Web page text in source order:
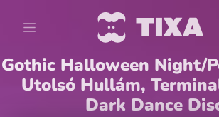
Gothic Halloween Night/
Utolsó Hullám,
Dark Dance